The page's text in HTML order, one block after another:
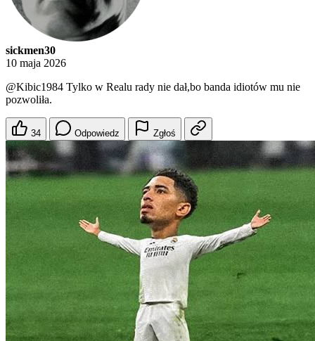
sickmen30
10 maja 2026
@Kibic1984 Tylko w Realu rady nie dał,bo banda idiotów mu nie
pozwoliła.
34 Odpowiedz Zgłoś